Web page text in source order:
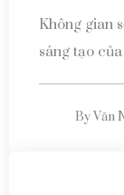
Không gian
sáng tạo
ByVăn